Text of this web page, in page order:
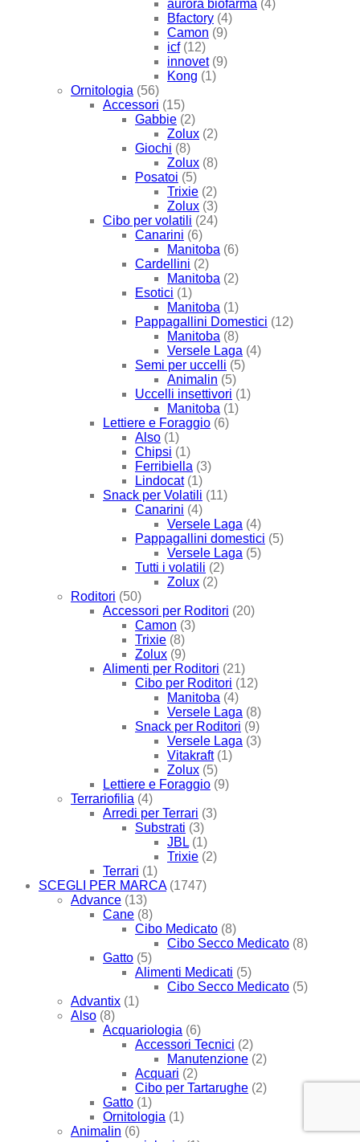
aurora biofarma (4)
Bfactory (4)
Camon (9)
icf (12)
innovet (9)
Kong (1)
Ornitologia (56)
Accessori (15)
Gabbie (2)
Zolux (2)
Giochi (8)
Zolux (8)
Posatoi (5)
Trixie (2)
Zolux (3)
Cibo per volatili (24)
Canarini (6)
Manitoba (6)
Cardellini (2)
Manitoba (2)
Esotici (1)
Manitoba (1)
Pappagallini Domestici (12)
Manitoba (8)
Versele Laga (4)
Semi per uccelli (5)
Animalin (5)
Uccelli insettivori (1)
Manitoba (1)
Lettiere e Foraggio (6)
Also (1)
Chipsi (1)
Ferribiella (3)
Lindocat (1)
Snack per Volatili (11)
Canarini (4)
Versele Laga (4)
Pappagallini domestici (5)
Versele Laga (5)
Tutti i volatili (2)
Zolux (2)
Roditori (50)
Accessori per Roditori (20)
Camon (3)
Trixie (8)
Zolux (9)
Alimenti per Roditori (21)
Cibo per Roditori (12)
Manitoba (4)
Versele Laga (8)
Snack per Roditori (9)
Versele Laga (3)
Vitakraft (1)
Zolux (5)
Lettiere e Foraggio (9)
Terrariofilia (4)
Arredi per Terrari (3)
Substrati (3)
JBL (1)
Trixie (2)
Terrari (1)
SCEGLI PER MARCA (1747)
Advance (13)
Cane (8)
Cibo Medicato (8)
Cibo Secco Medicato (8)
Gatto (5)
Alimenti Medicati (5)
Cibo Secco Medicato (5)
Advantix (1)
Also (8)
Acquariologia (6)
Accessori Tecnici (2)
Manutenzione (2)
Acquari (2)
Cibo per Tartarughe (2)
Gatto (1)
Ornitologia (1)
Animalin (6)